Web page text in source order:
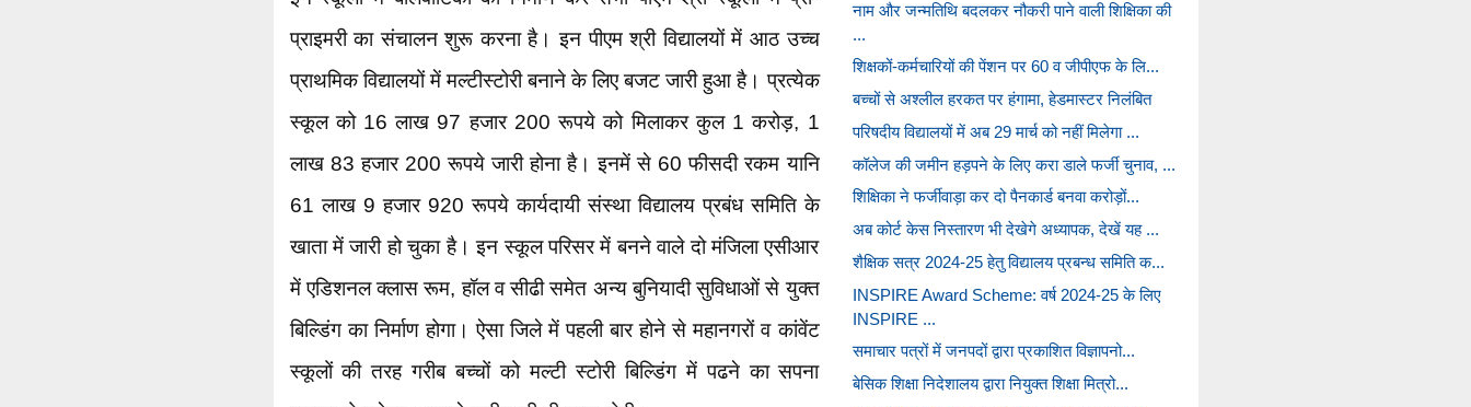
प्राइमरी का संचालन शुरू करना है। इन पीएम श्री विद्यालयों में आठ उच्च
प्राथमिक विद्यालयों में मल्टीस्टोरी बनाने के लिए बजट जारी हुआ है। प्रत्येक
स्कूल को 16 लाख 97 हजार 200 रूपये को मिलाकर कुल 1 करोड़, 1
लाख 83 हजार 200 रूपये जारी होना है। इनमें से 60 फीसदी रकम यानि
61 लाख 9 हजार 920 रूपये कार्यदायी संस्था विद्यालय प्रबंध समिति के
खाता में जारी हो चुका है। इन स्कूल परिसर में बनने वाले दो मंजिला एसीआर
में एडिशनल क्लास रूम, हॉल व सीढी समेत अन्य बुनियादी सुविधाओं से युक्त
बिल्डिंग का निर्माण होगा। ऐसा जिले में पहली बार होने से महानगरों व कांवेंट
स्कूलों की तरह गरीब बच्चों को मल्टी स्टोरी बिल्डिंग में पढने का सपना
नाम और जन्मतिथि बदलकर नौकरी पाने वाली शिक्षिका की
...
शिक्षकों-कर्मचारियों की पेंशन पर 60 व जीपीएफ के लि...
बच्चों से अश्लील हरकत पर हंगामा, हेडमास्टर निलंबित
परिषदीय विद्यालयों में अब 29 मार्च को नहीं मिलेगा ...
कॉलेज की जमीन हड़पने के लिए करा डाले फर्जी चुनाव, ...
शिक्षिका ने फर्जीवाड़ा कर दो पैनकार्ड बनवा करोड़ों...
अब कोर्ट केस निस्तारण भी देखेगे अध्यापक, देखें यह ...
शैक्षिक सत्र 2024-25 हेतु विद्यालय प्रबन्ध समिति क...
INSPIRE Award Scheme: वर्ष 2024-25 के लिए
INSPIRE ...
समाचार पत्रों में जनपदों द्वारा प्रकाशित विज्ञापनो...
बेसिक शिक्षा निदेशालय द्वारा नियुक्त शिक्षा मित्रो...